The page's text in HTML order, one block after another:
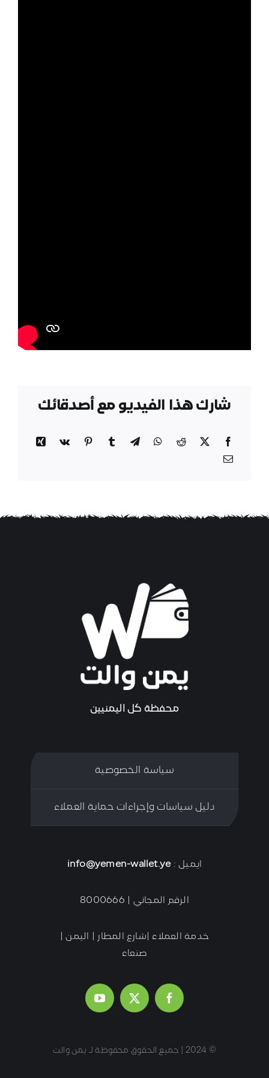
شارك هذا الفيديو مع أصدقائك
محفظة كل اليمنيين
سياسة الخصوصية
دليل سياسات وإجراءات حماية العملاء
ايميل :info@yemen-wallet.ye
الرقم المجاني | 8000666
خدمة العملاء |شارع المطار | اليمن |
صنعاء
© 2024 | جميع الحقوق محفوظة لـ يمن والت